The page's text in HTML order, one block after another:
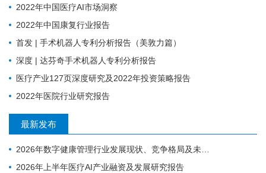
2022年中国医疗AI市场洞察
2022年中国康复行业报告
首发 | 手术机器人专利分析报告（美敦力篇）
深度 | 达芬奇手术机器人专利分析报告
医疗产业127页深度研究及2022年投资策略报告
2022年医院行业研究报告
最新发布
2026年数字健康管理行业发展现状、竞争格局及未来趋势分析
2026年上半年医疗AI产业融资及发展研究报告